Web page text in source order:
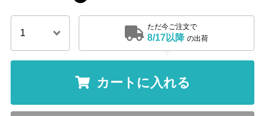
ただ今ご注文で
8/17以降 の出荷
カートに入れる